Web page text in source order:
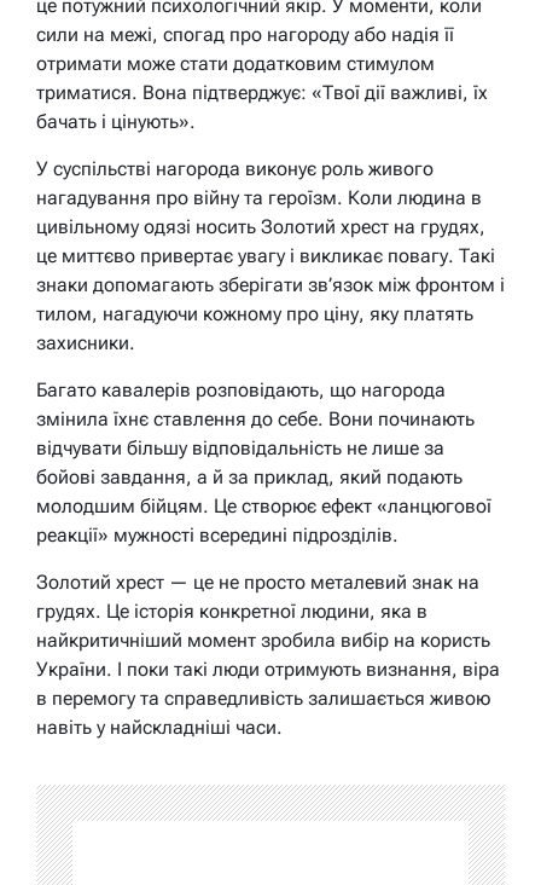
це потужний психологічний якір. У моменти, коли
сили на межі, спогад про нагороду або надія її
отримати може стати додатковим стимулом
триматися. Вона підтверджує: «Твої дії важливі, їх
бачать і цінують».
У суспільстві нагорода виконує роль живого
нагадування про війну та героїзм. Коли людина в
цивільному одязі носить Золотий хрест на грудях,
це миттєво привертає увагу і викликає повагу. Такі
знаки допомагають зберігати зв’язок між фронтом і
тилом, нагадуючи кожному про ціну, яку платять
захисники.
Багато кавалерів розповідають, що нагорода
змінила їхнє ставлення до себе. Вони починають
відчувати більшу відповідальність не лише за
бойові завдання, а й за приклад, який подають
молодшим бійцям. Це створює ефект «ланцюгової
реакції» мужності всередині підрозділів.
Золотий хрест — це не просто металевий знак на
грудях. Це історія конкретної людини, яка в
найкритичніший момент зробила вибір на користь
України. І поки такі люди отримують визнання, віра
в перемогу та справедливість залишається живою
навіть у найскладніші часи.